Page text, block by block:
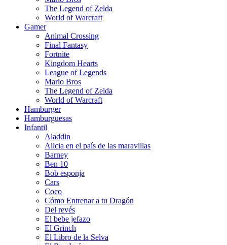
The Legend of Zelda
World of Warcraft
Gamer
Animal Crossing
Final Fantasy
Fortnite
Kingdom Hearts
League of Legends
Mario Bros
The Legend of Zelda
World of Warcraft
Hamburger
Hamburguesas
Infantil
Aladdin
Alicia en el país de las maravillas
Barney
Ben 10
Bob esponja
Cars
Coco
Cómo Entrenar a tu Dragón
Del revés
El bebe jefazo
El Grinch
El Libro de la Selva